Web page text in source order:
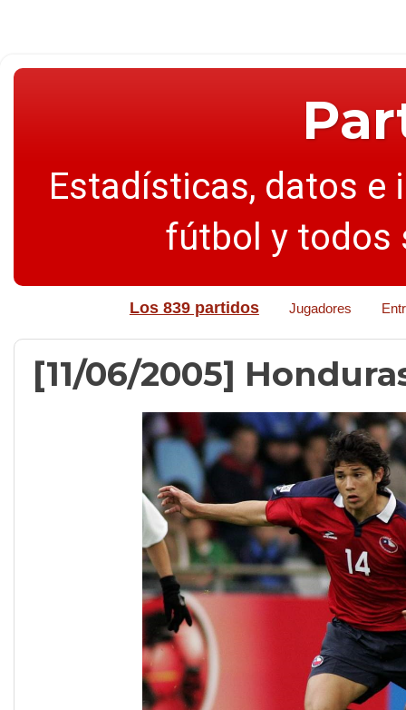
Estadísticas, datos e
fútbol y todos
Los 839 partidos Jugadores
[11/06/2005]